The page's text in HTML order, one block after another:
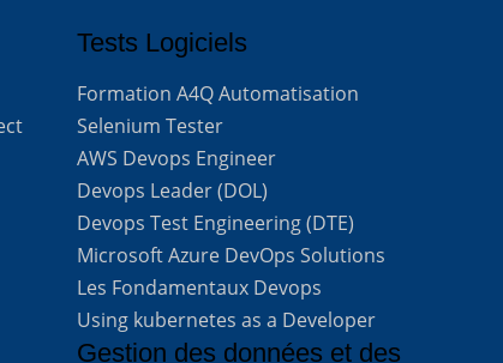
Tests Logiciels
Formation A4Q Automatisation
Selenium Tester
AWS Devops Engineer
Devops Leader (DOL)
Devops Test Engineering (DTE)
Microsoft Azure DevOps Solutions
Les Fondamentaux Devops
Using kubernetes as a Developer
Gestion des données et des